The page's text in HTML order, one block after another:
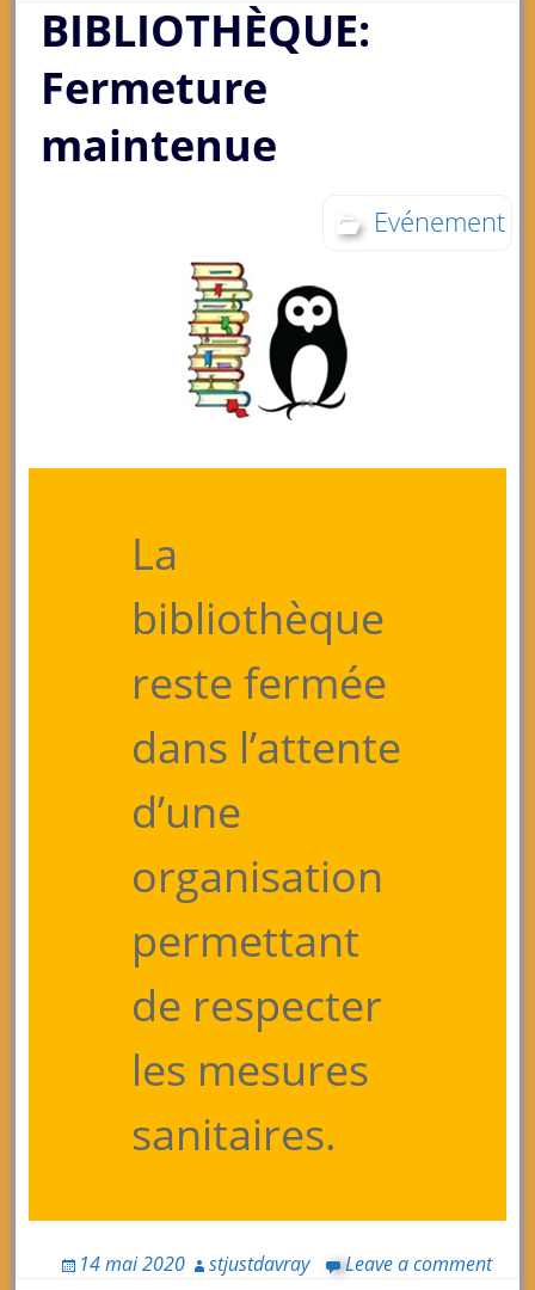
BIBLIOTHÈQUE:
Fermeture
maintenue
Evénement
La
bibliothèque
reste fermée
dans l’attente
d’une
organisation
permettant
de respecter
les mesures
sanitaires.
14 mai 2020 stjustdavray Leave a comment